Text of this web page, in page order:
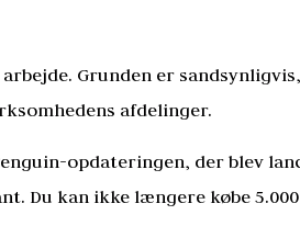
Grunden er sandsynligvis,
afdelinger.
opdateringen, der blev
Du kan ikke længere købe